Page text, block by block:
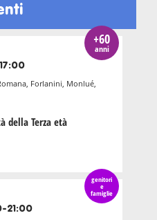
+60
anni
Forlanini, Monlué,
della Terza età
genitori
e
famiglie
21:00